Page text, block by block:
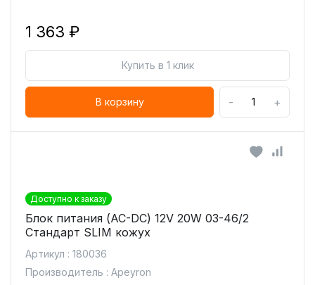
1 363 ₽
Купить в 1 клик
В корзину - +
Доступно к заказу
Блок питания (AC-DC) 12V 20W 03-46/2
Стандарт SLIM кожух
Артикул : 180036
Производитель : Apeyron